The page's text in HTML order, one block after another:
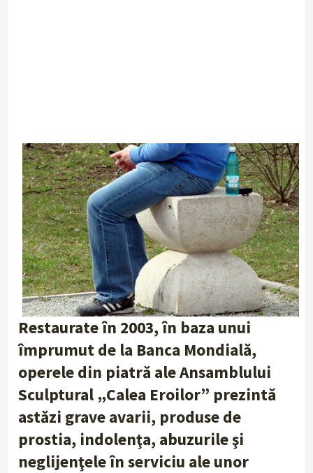
Restaurate în 2003, în baza unui
împrumut de la Banca Mondială,
operele din piatră ale Ansamblului
Sculptural „Calea Eroilor” prezintă
astăzi grave avarii, produse de
prostia, indolenţa, abuzurile şi
neglijenţele în serviciu ale unor